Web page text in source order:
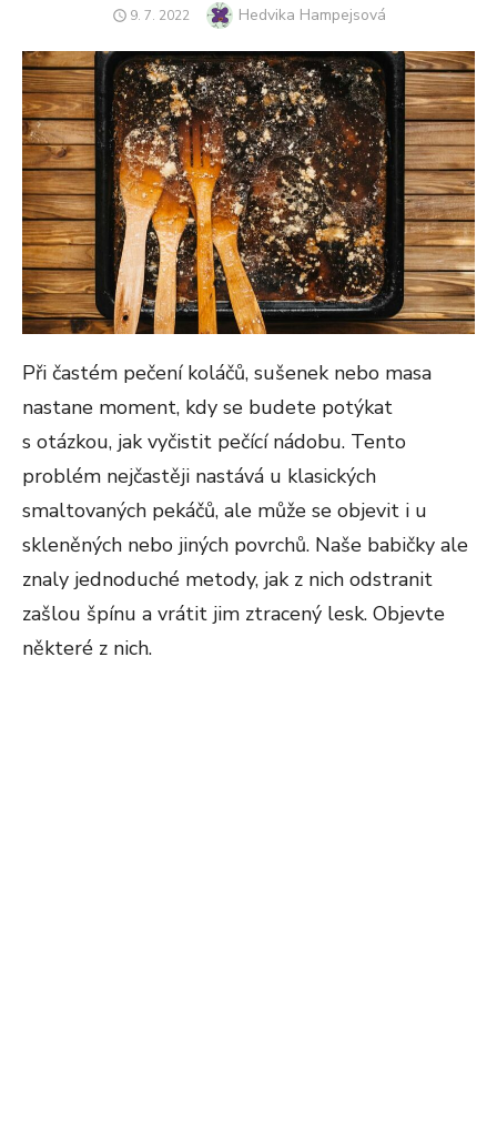
POSTED
9. 7. 2022 Author
Hedvika Hampejsová
Při častém pečení koláčů, sušenek nebo masa
nastane moment, kdy se budete potýkat
s otázkou, jak vyčistit pečící nádobu. Tento
problém nejčastěji nastává u klasických
smaltovaných pekáčů, ale může se objevit i u
skleněných nebo jiných povrchů. Naše babičky ale
znaly jednoduché metody, jak z nich odstranit
zašlou špínu a vrátit jim ztracený lesk. Objevte
některé z nich.